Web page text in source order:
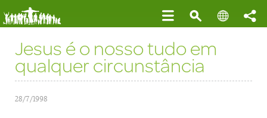
Jesus é o nosso tudo em
qualquer circunstância
28/7/1998